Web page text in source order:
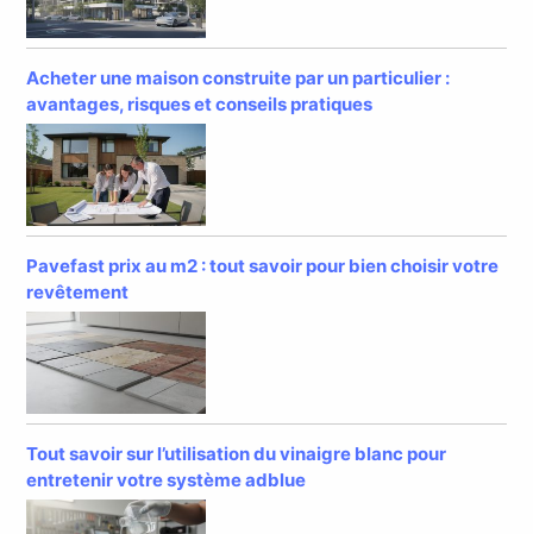
Acheter une maison construite par un particulier :
avantages, risques et conseils pratiques
Pavefast prix au m2 : tout savoir pour bien choisir votre
revêtement
Tout savoir sur l’utilisation du vinaigre blanc pour
entretenir votre système adblue